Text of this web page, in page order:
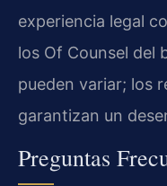
experiencia legal
los Of Counsel del
pueden variar; los
garantizan un
Preguntas